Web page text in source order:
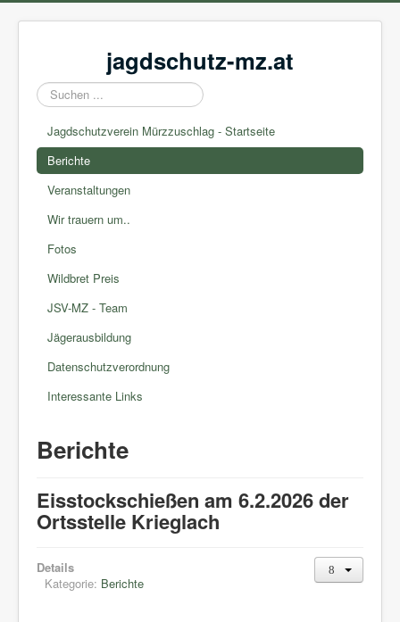
jagdschutz-mz.at
Suchen
...
Jagdschutzverein Mürzzuschlag - Startseite
Berichte
Veranstaltungen
Wir trauern um..
Fotos
Wildbret Preis
JSV-MZ - Team
Jägerausbildung
Datenschutzverordnung
Interessante Links
Berichte
Eisstockschießen am 6.2.2026 der
Ortsstelle Krieglach
Details
Kategorie: Berichte